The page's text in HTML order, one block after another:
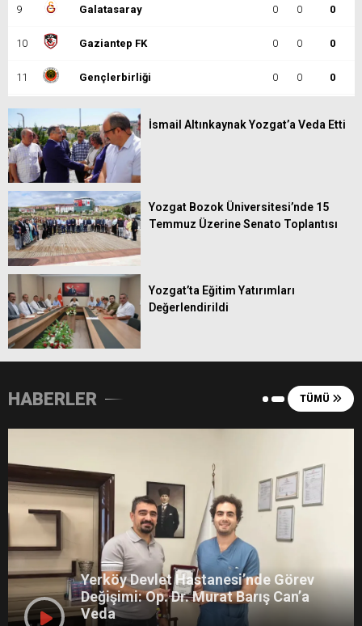
9 Galatasaray 0 0 0
10 Gaziantep FK 0 0 0
11 Gençlerbirliği 0 0 0
12 Göztepe
13 Başakşehir
14 Kasımpaşa
15 Kocaelispor
16 Konyaspor 0 0 0
17 Samsunspor
Trabzonspor
İsmail Altınkaynak Yozgat’a Veda Etti
Yozgat Bozok Üniversitesi’nde 15
Temmuz Üzerine Senato Toplantısı
Yozgat’ta Eğitim Yatırımları
Değerlendirildi
HABERLER TÜMÜ
Yerköy Devlet Hastanesi’nde Görev
Değişimi: Op. Dr. Murat Barış Can’a
Veda